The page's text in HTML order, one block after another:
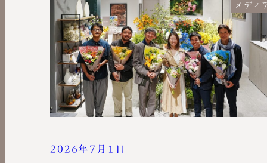
メディ
2026年7月1日